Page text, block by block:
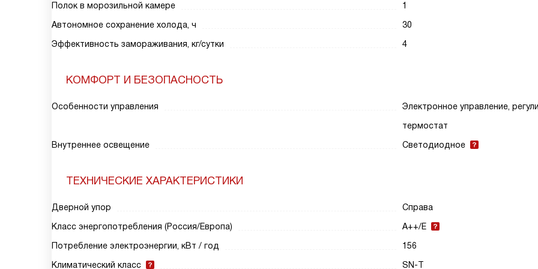
Полок в морозильной камере
1
Автономное сохранение холода, ч
30
Эффективность замораживания, кг/сутки
4
КОМФОРТ И БЕЗОПАСНОСТЬ
Особенности управления
Электронное управление,
термостат
Внутреннее освещение
Светодиодное
ТЕХНИЧЕСКИЕ ХАРАКТЕРИСТИКИ
Дверной упор
Справа
Класс энергопотребления (Россия/Европа)
A++/E
Потребление электроэнергии, кВт / год
156
Климатический класс
SN-T